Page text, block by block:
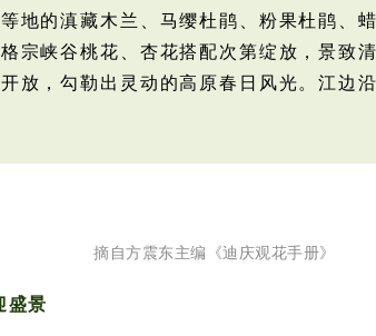
地的滇藏木兰、马缨杜鹃、粉果杜鹃、
宗峡谷桃花、杏花搭配次第绽放，景致
放，勾勒出灵动的高原春日风光。江边
摘自方震东主编《迪庆观花手册》
盛景